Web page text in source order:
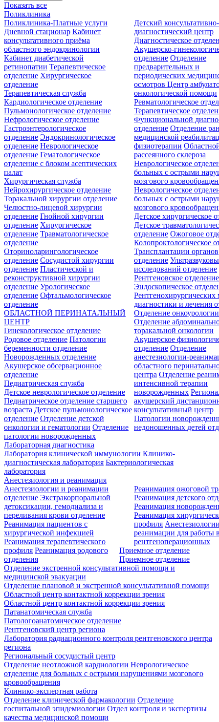
Показать все
Поликлиника
Поликлиника-Платные услуги
Дневной стационар Кабинет
консультативного приёма
областного эндокринологии
Кабинет диабетической
ретинопатии Терапевтическое
отделение Хирургическое
отделение
Детский консультативно-
диагностический центр
Диагностическое
Акушерско-
отделение Отделение
предварительных и
периодических
осмотровЦентр
онкологической помощи
Терапевтическая служба
Кардиологическое отделение
Пульмонологическое отделение
Нефрологическое отделение
Гастроэнтерологическое
отделение Эндокринологическое
отделение Неврологическое
отделение Гематологическое
отделение c блоком асептических
палат
Ревматологическое
Терапевтическое
Функциональной
отделение Отделение
медицинской
физиотерапии
рассеянного склероза
Неврологическое
больных с острыми
мозгового
Неврологическое
больных с острыми
мозгового
Хирургическая служба
Нейрохирургическое отделение
Торакальной хирургии отделение
Челюстно-лицевой хирургии
отделение Гнойной хирургии
отделение Хирургическое
отделение Травматологическое
отделение
Оториноларингологическое
отделение Сосудистой хирургии
отделение Пластической и
реконструктивной хирургии
отделение Урологическое
отделение Офтальмологическое
отделение
Детское хирургическое
Детское
отделение Ожоговое
Колопроктологическое
Трансплантации органов
отделение
исследований отделение
Рентгеновское отделение
Эндоскопическое
Рентгенохирургических
диагностики и лечения
Отделение онкоурологии
Отделение
торакальной онкологии
ОБЛАСТНОЙ ПЕРИНАТАЛЬНЫЙ
ЦЕНТР
Гинекологическое отделение
Родовое отделение Патологии
беременности отделение
Новорожденных отделение
Акушерское обсервационное
отделение
Акушерское
отделение Отделение
анестезиологии-
областного
центра Отделение
интенсивной терапии
новорожденных
акушерский
консультативный центр
Патологии
недоношенных детей
Педиатрическая служба
Детское неврологическое отделение
Педиатрическое отделение старшего
возраста Детское пульмонологическое
отделение Отделение детской
онкологии и гематологии Отделение
патологии новорожденных
Лабораторная диагностика
Лаборатория клинической иммунологии Клинико-
диагностическая лаборатория Бактериологическая
лаборатория
Анестезиология и реанимация
Анестезиологии и реанимации
отделение Экстракорпоральной
детоксикации, гемодиализа и
переливания крови отделение
Реанимация пациентов с
хирургической инфекцией
Реанимация терапевтического
профиля Реанимация родового
отделения
Реанимация ожоговой
Реанимация детского
Реанимация
Реанимация
профиля
реанимации для работы
рентгеноперационных
Приемное отделение
Приемное отделение
Отделение экстренной консультативной помощи и
медицинской эвакуации
Отделение плановой и экстренной консультативной помощи
Областной центр контактной коррекции зрения
Областной центр контактной коррекции зрения
Патанатомическая служба
Патологоанатомическое отделение
Рентгеновский центр региона
Лаборатория радиационного контроля рентгеновского центра
региона
Региональный сосудистый центр
Отделение неотложной кардиологии Неврологическое
отделение для больных с острыми нарушениями мозгового
кровообращения
Клинико-экспертная работа
Отделение клинической фармакологии Отделение
госпитальной эпидемиологии Отдел контроля и экспертизы
качества медицинской помощи